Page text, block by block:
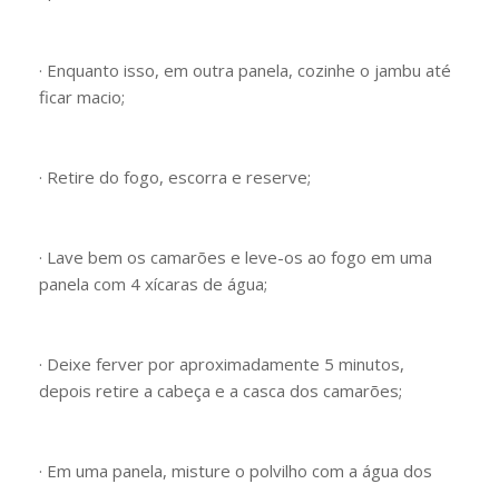
· Enquanto isso, em outra panela, cozinhe o jambu até
ficar macio;
· Retire do fogo, escorra e reserve;
· Lave bem os camarões e leve-os ao fogo em uma
panela com 4 xícaras de água;
· Deixe ferver por aproximadamente 5 minutos,
depois retire a cabeça e a casca dos camarões;
· Em uma panela, misture o polvilho com a água dos